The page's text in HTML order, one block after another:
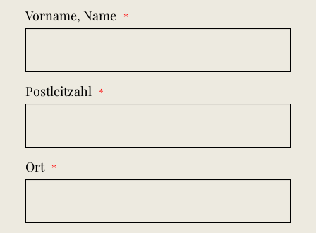
Vorname, Name
Postleitzahl
Ort